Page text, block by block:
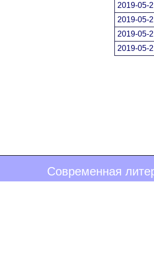
2019-05-
2019-05-
2019-05-
2019-05-
Современная